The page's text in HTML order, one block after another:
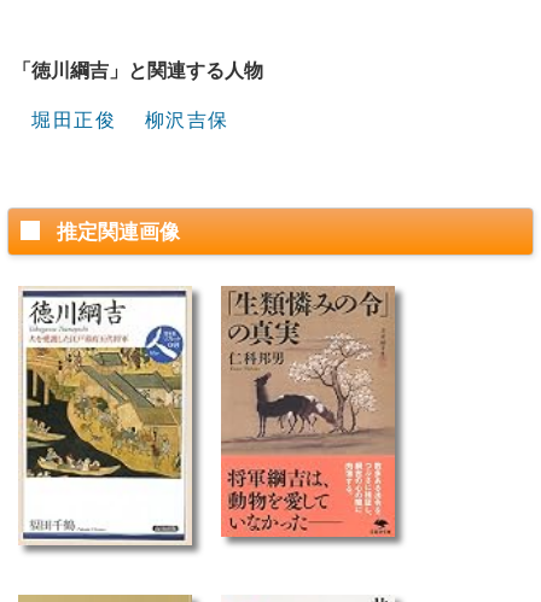
「徳川綱吉」と関連する人物
堀田正俊 柳沢吉保
推定関連画像